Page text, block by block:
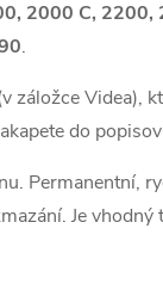
2000 C, 2200,
.
záložce Videa),
do
Permanentní,
Je